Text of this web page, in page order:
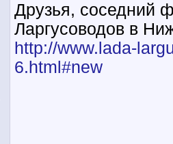
Друзья, соседний
Ларгусоводов в
http://www.lada-
6.html#new